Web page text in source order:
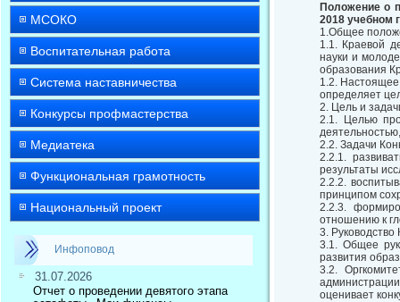
МСОКО
Воспитательная работа
Система наставничества
Конкурсы профмастерства
Медиатека
Функциональная грамотность
Национальный проект
Инфоповод
31.07.2026
Отчет о проведении девятого этапа
Положение о
2018 учебном
1.Общее
1.1. Краевой
науки и
образования
1.2. Настоящее
определяет
2. Цель и
2.1. Целью
2.2. Задачи
2.2.1.
результаты
2.2.2.
принципом
2.2.3.
отношению к
3. Руководство
3.1. Общее
развития
3.2.
оценивает